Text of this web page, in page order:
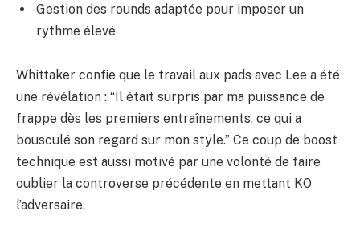
Gestion des rounds adaptée pour imposer un
rythme élevé
Whittaker confie que le travail aux pads avec Lee a été
une révélation : “Il était surpris par ma puissance de
frappe dès les premiers entraînements, ce qui a
bousculé son regard sur mon style.” Ce coup de boost
technique est aussi motivé par une volonté de faire
oublier la controverse précédente en mettant KO
l’adversaire.